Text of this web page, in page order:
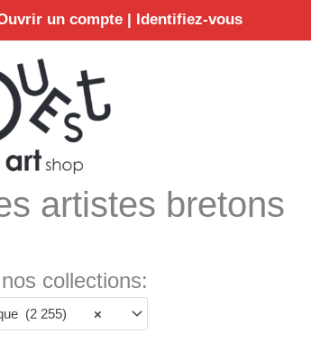
un compte | Identifiez-vous
artistes bretons
collections:
×
(2 255)